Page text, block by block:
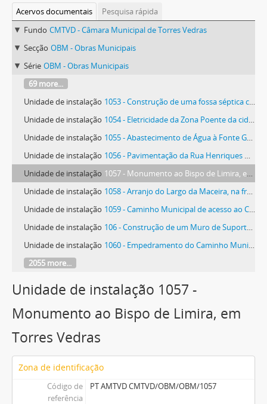
Acervos documentais
Pesquisa rápida
Fundo CMTVD - Câmara Municipal de Torres Vedras
Secção OBM - Obras Municipais
Série OBM - Obras Municipais
69 more...
Unidade de instalação 1053 - Construção de uma fossa séptica coletiva no Maxial
Unidade de instalação 1054 - Eletricidade da Zona Poente da cidade de Torres Vedras
Unidade de instalação 1055 - Abastecimento de Água à Fonte Grada
Unidade de instalação 1056 - Pavimentação da Rua Henriques Nogueira
Unidade de instalação 1057 - Monumento ao Bispo de Limira, em Torres Vedras
Unidade de instalação 1058 - Arranjo do Largo da Maceira, na freguesia de A dos Cunhados
Unidade de instalação 1059 - Caminho Municipal de acesso ao Cemitério de São Pedro da Cadeira
Unidade de instalação 106 - Construção de um Muro de Suporte de terras na Rua de Pilatos, em Torres Vedras
Unidade de instalação 1060 - Empedramento do Caminho Municipal 1063, de São Pedro da Cadeira a Soltaria - troço entre o salão paroquial e o cruzamento para o cemitério
2055 more...
Unidade de instalação 1057 -
Monumento ao Bispo de Limira, em
Torres Vedras
Zona de identificação
Código de
referência
PT AMTVD CMTVD/OBM/OBM/1057